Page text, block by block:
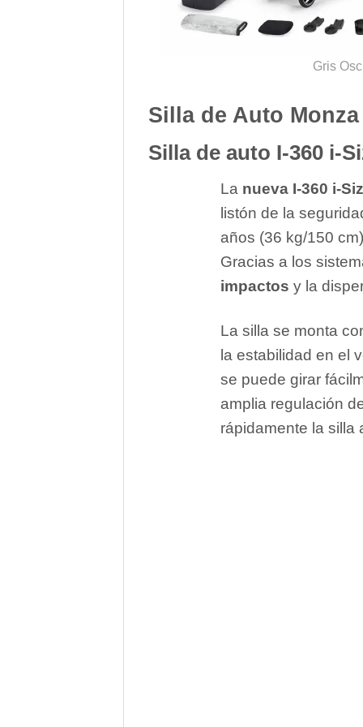
Gris
Silla de Auto
Silla de auto I-360 i-
La nueva I-360 i-
listón de la
años (36 kg/150
Gracias a los
impactos y la
La silla se monta
la estabilidad en el
se puede girar
amplia regulación
rápidamente la silla